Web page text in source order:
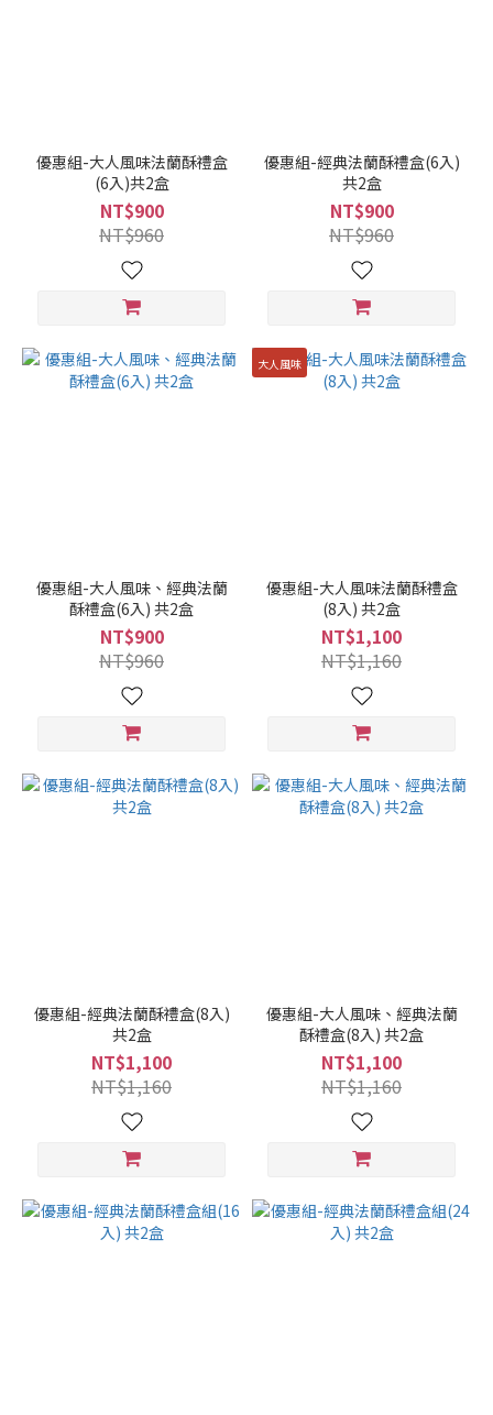
優惠組-大人風味法蘭酥禮盒
(6入)共2盒
NT$900
NT$960
優惠組-經典法蘭酥禮盒(6入)
共2盒
NT$900
NT$960
優惠組-大人風味、經典法蘭
酥禮盒(6入) 共2盒
NT$900
NT$960
大人風味
優惠組-大人風味法蘭酥禮盒
(8入) 共2盒
NT$1,100
NT$1,160
優惠組-經典法蘭酥禮盒(8入)
共2盒
NT$1,100
NT$1,160
優惠組-大人風味、經典法蘭
酥禮盒(8入) 共2盒
NT$1,100
NT$1,160